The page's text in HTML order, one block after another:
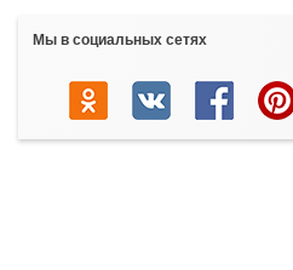
Мы в социальных сетях